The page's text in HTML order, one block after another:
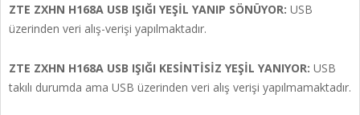
ZTE ZXHN H168A USB IŞIĞI YEŞİL YANIP SÖNÜYOR: USB
üzerinden veri alış-verişi yapılmaktadır.
ZTE ZXHN H168A USB IŞIĞI KESİNTİSİZ YEŞİL YANIYOR: USB
takılı durumda ama USB üzerinden veri alış verişi yapılmamaktadır.